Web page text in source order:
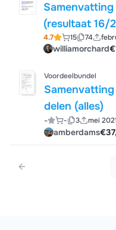
(resultaat 16/
4.7 15 74
williamorchard
Voordeelbundel
delen (alles)
- - 3 mei
amberdams